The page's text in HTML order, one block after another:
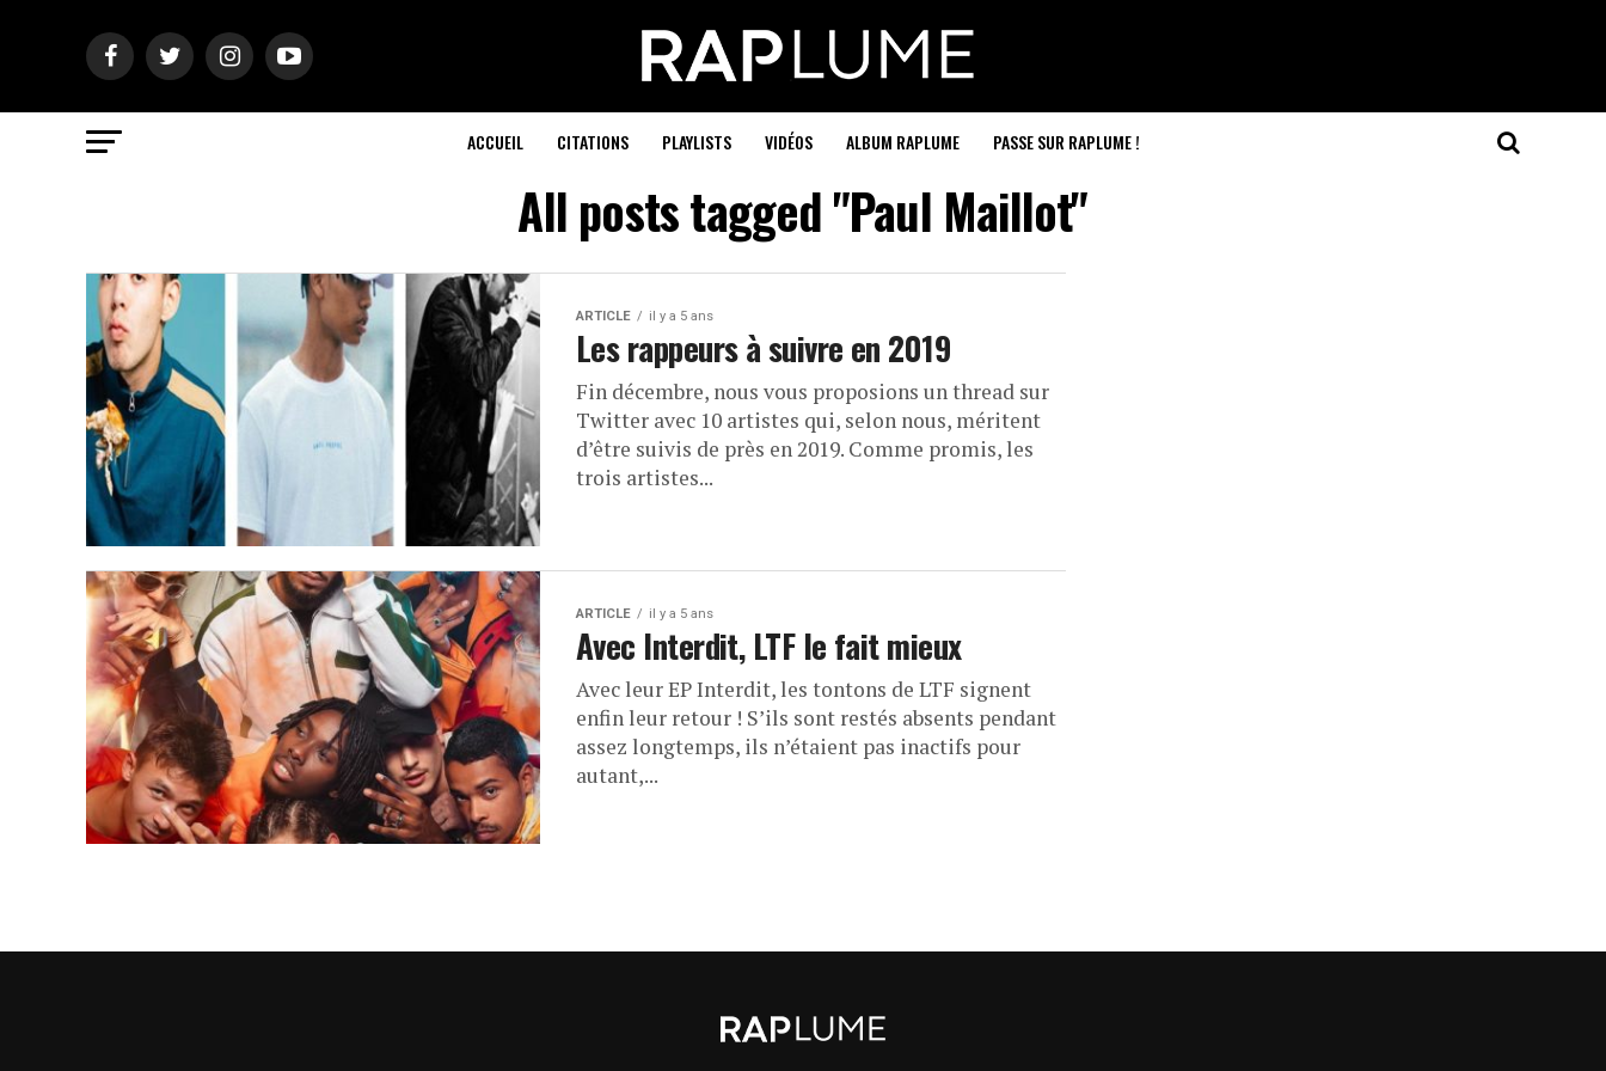
ACCUEIL CITATIONS PLAYLISTS VIDÉOS ALBUM RAPLUME PASSE SUR RAPLUME !
All posts tagged "Paul Maillot"
ARTICLE il y a 5 ans
Les rappeurs à suivre en 2019
Fin décembre, nous vous proposions un thread sur
Twitter avec 10 artistes qui, selon nous, méritent
d’être suivis de près en 2019. Comme promis, les
trois artistes...
ARTICLE il y a 5 ans
Avec Interdit, LTF le fait mieux
Avec leur EP Interdit, les tontons de LTF signent
enfin leur retour ! S’ils sont restés absents pendant
assez longtemps, ils n’étaient pas inactifs pour
autant,...